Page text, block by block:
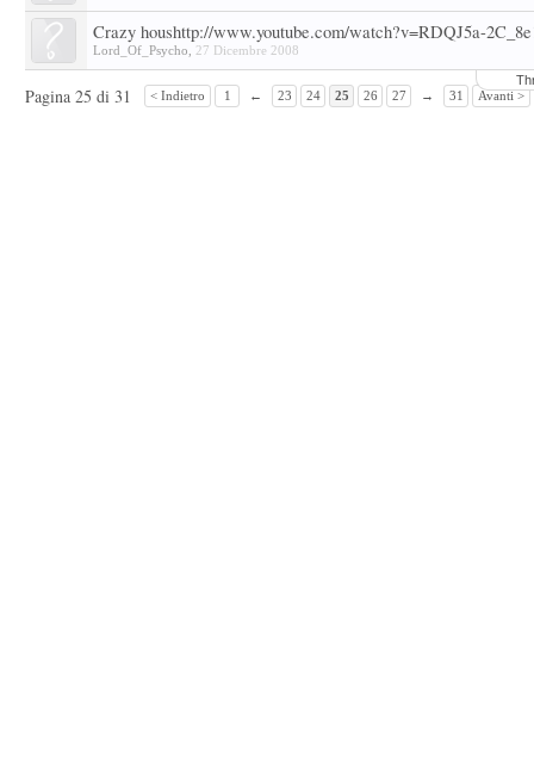
Crazy houshttp://www.youtube.com/watch?v=RDQJ5a-
Lord_Of_Psycho 27 Dicembre 2008
Pagina 25 di 31 < Indietro 1 ← 23 24 25 26 27 → 31 Avanti >